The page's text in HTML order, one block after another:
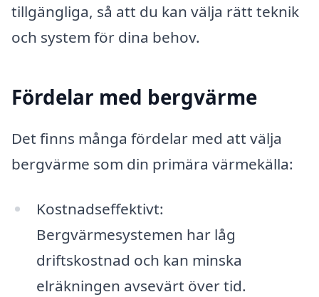
tillgängliga, så att du kan välja rätt teknik
och system för dina behov.
Fördelar med bergvärme
Det finns många fördelar med att välja
bergvärme som din primära värmekälla:
Kostnadseffektivt:
Bergvärmesystemen har låg
driftskostnad och kan minska
elräkningen avsevärt över tid.